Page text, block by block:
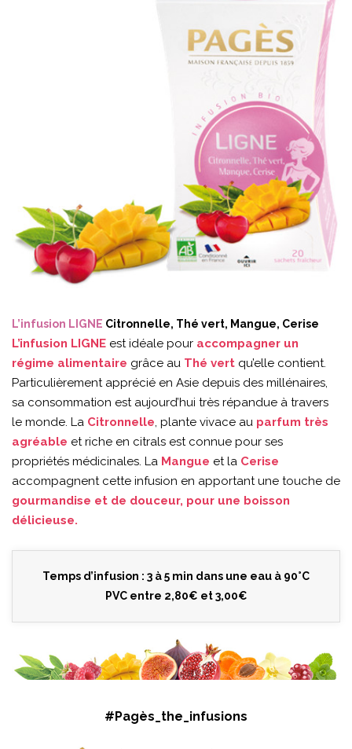
L’infusion LIGNE Citronnelle, Thé vert, Mangue, Cerise
L’infusion LIGNE est idéale pour accompagner un
régime alimentaire grâce au Thé vert qu’elle contient.
Particulièrement apprécié en Asie depuis des millénaires,
sa consommation est aujourd’hui très répandue à travers
le monde. La Citronnelle , plante vivace au parfum très
agréable et riche en citrals est connue pour ses
propriétés médicinales. La Mangue et la Cerise
accompagnent cette infusion en apportant une touche de
gourmandise et de douceur, pour une boisson
délicieuse.
Temps d’infusion : 3 à 5 min dans une eau à 90°C
PVC entre 2,80€ et 3,00€
#Pagès_the_infusions